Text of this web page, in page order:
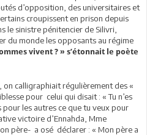
d’opposition, des universitaires et
croupissent en prison depuis
le sinistre pénitencier de Silivri,
du monde les opposants au régime
vivent ? » s’étonnait le poète
on calligraphiait régulièrement des «
pour celui qui disait : « Tu n’es
les autres ce que tu veux pour
victoire d’Ennahda, Mme
père- a osé déclarer : « Mon père a